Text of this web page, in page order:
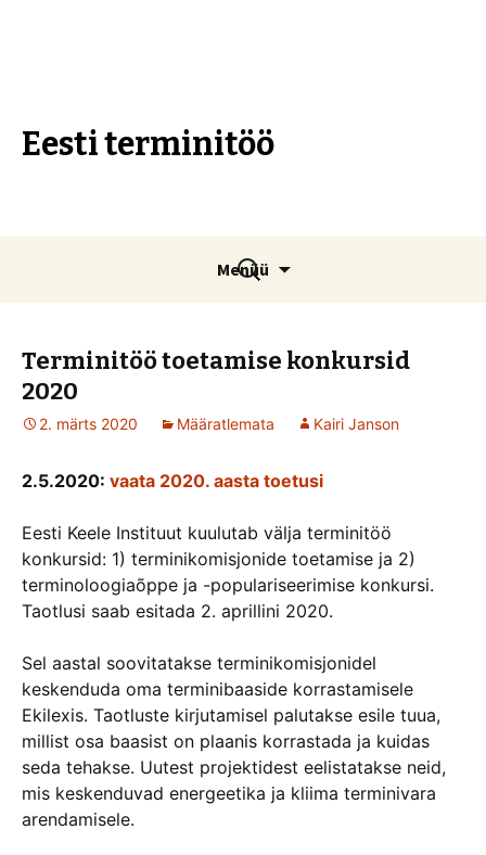
Eesti terminitöö
Menüü
juurde
Otsi:
Terminitöö toetamise konkursid
2020
2. märts 2020 Määratlemata Kairi Janson
2.5.2020: vaata 2020. aasta toetusi
Eesti Keele Instituut kuulutab välja terminitöö
konkursid: 1) terminikomisjonide toetamise ja 2)
terminoloogiaõppe ja -populariseerimise konkursi.
Taotlusi saab esitada 2. aprillini 2020.
Sel aastal soovitatakse terminikomisjonidel
keskenduda oma terminibaaside korrastamisele
Ekilexis. Taotluste kirjutamisel palutakse esile tuua,
millist osa baasist on plaanis korrastada ja kuidas
seda tehakse. Uutest projektidest eelistatakse neid,
mis keskenduvad energeetika ja kliima terminivara
arendamisele.